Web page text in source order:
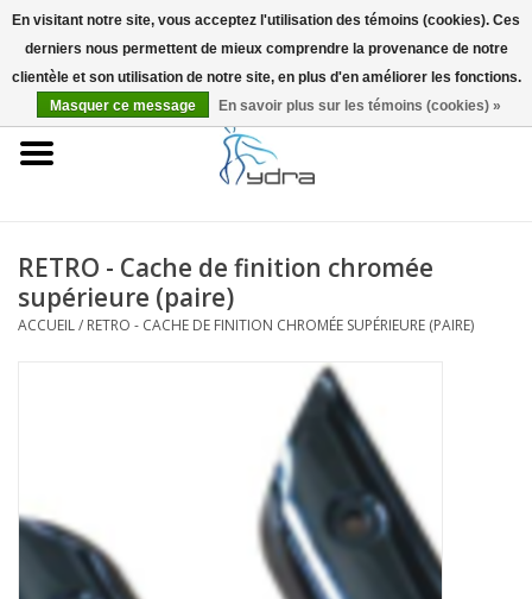
EUR
Accueil
Infos
RETRO - Cache de finition chromée
supérieure (paire)
ACCUEIL/ RETRO - CACHE DE FINITION CHROMÉE SUPÉRIEURE (PAIRE)
En visitant notre site, vous acceptez l'utilisation des témoins (cookies). Ces
derniers nous permettent de mieux comprendre la provenance de notre
clientèle et son utilisation de notre site, en plus d'en améliorer les fonctions.
Masquer ce message
En savoir plus sur les témoins (cookies) »